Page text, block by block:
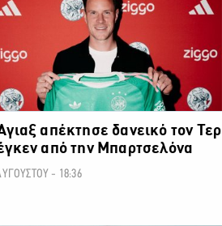
απέκτησε δανεικό τον Τερ
από την Μπαρτσελόνα
- 18:36